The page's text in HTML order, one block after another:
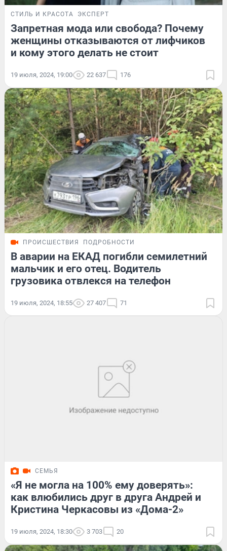
СТИЛЬ И КРАСОТА ЭКСПЕРТ
Запретная мода или свобода? Почему
женщины отказываются от лифчиков
и кому этого делать не стоит
19 июля, 2024, 19:00 22 637 176
ПРОИСШЕСТВИЯ ПОДРОБНОСТИ
В аварии на ЕКАД погибли семилетний
мальчик и его отец. Водитель
грузовика отвлекся на телефон
19 июля, 2024, 18:55 27 407 71
СЕМЬЯ
«Я не могла на 100% ему доверять»:
как влюбились друг в друга Андрей и
Кристина Черкасовы из «Дома-2»
19 июля, 2024, 18:30 3 703 20